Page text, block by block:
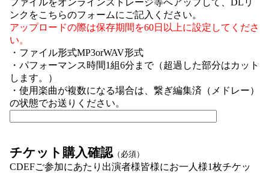
ファイルをオンラインストレージ等へアップして、DLリ
ンクをこちらのフォームにご記入ください。
アップロードの際は保存期間を60日以上に設定してくださ
い。
・ファイル形式MP3orWAV形式
・パフォーマンス時間1組6分まで（超過した部分はカット
します。）
・使用楽曲が複数になる場合は、繋ぎ編集済（メドレー）
の状態でお送りください。
チケット購入確認（必須）
CDEFご参加にあたり出演者様皆様にお一人様1枚チケッ